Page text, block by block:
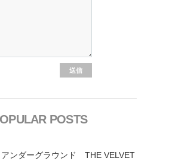
POSTS
アンダーグラウンド THE VELVET